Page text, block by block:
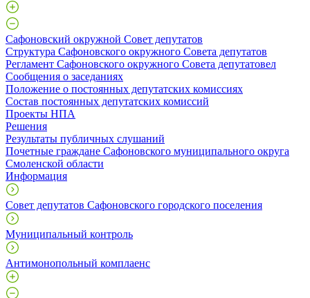
Сафоновский окружной Совет депутатов
Структура Сафоновского окружного Совета депутатов
Регламент Сафоновского окружного Совета депутатовел
Сообщения о заседаниях
Положение о постоянных депутатских комиссиях
Состав постоянных депутатских комиссий
Проекты НПА
Решения
Результаты публичных слушаний
Почетные граждане Сафоновского муниципального округа
Смоленской области
Информация
Совет депутатов Сафоновского городского поселения
Муниципальный контроль
Антимонопольный комплаенс